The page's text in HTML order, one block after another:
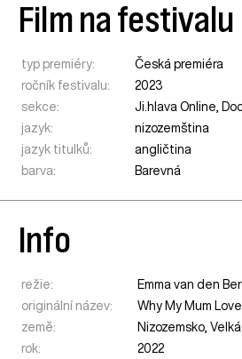
Film na festivalu
typ premiéry:
Česká premiéra
ročník festivalu:
2023
sekce:
Ji.hlava Online,
jazyk:
nizozemština
jazyk titulků:
angličtina
barva:
Barevná
Info
režie:
Emma van den
originální název:
Why My Mum
země:
Nizozemsko,
rok:
2022